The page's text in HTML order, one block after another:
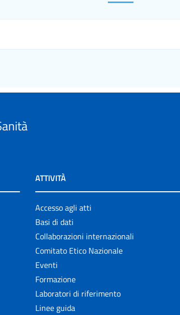
ATTIVITÀ
Accesso agli atti
Basi di dati
Collaborazioni internazionali
Comitato Etico Nazionale
Eventi
Formazione
Laboratori di riferimento
Linee guida